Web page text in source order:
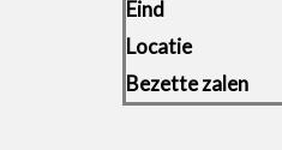
Eind
Locatie
Bezette zalen